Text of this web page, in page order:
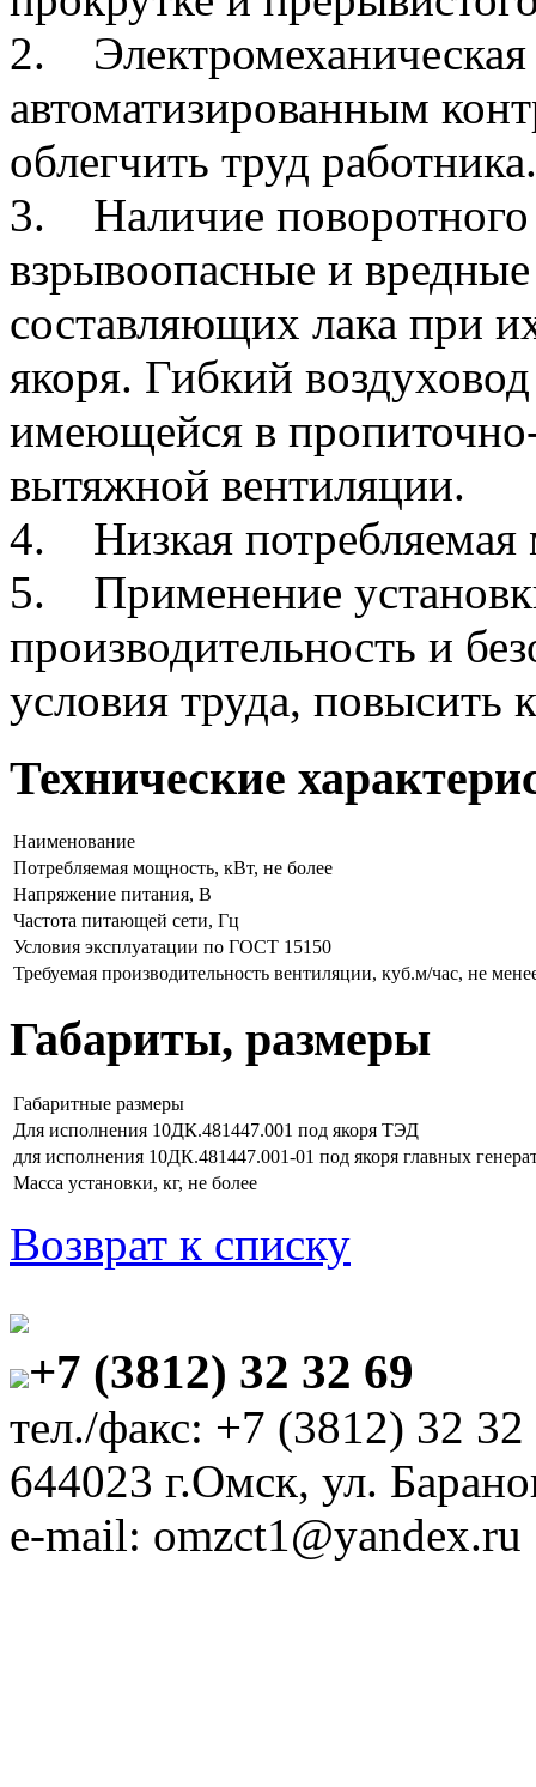
2. Электромеханическая
автоматизированным
облегчить труд работника.
3. Наличие поворотного
взрывоопасные и
составляющих лака при
якоря. Гибкий
имеющейся в
вытяжной вентиляции.
4. Низкая потребляемая
5. Применение
производительность и
условия труда, повысить
Технические
Наименование
Потребляемая мощность, кВт, не более
Напряжение питания, В
Частота питающей сети, Гц
Условия эксплуатации по ГОСТ 15150
Требуемая производительность вентиляции, куб.м/час, не
Габариты, размеры
Габаритные размеры
Для исполнения 10ДК.481447.001 под якоря ТЭД
для исполнения 10ДК.481447.001-01 под якоря главных
Масса установки, кг, не более
Возврат к списку
+7 (3812) 32 32 69
тел./факс: +7 (3812) 32 32
644023 г.Омск, ул.
e-mail: omzct1@yandex.ru